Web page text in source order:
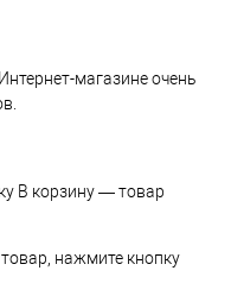
магазине очень
В корзину — товар
нажмите кнопку